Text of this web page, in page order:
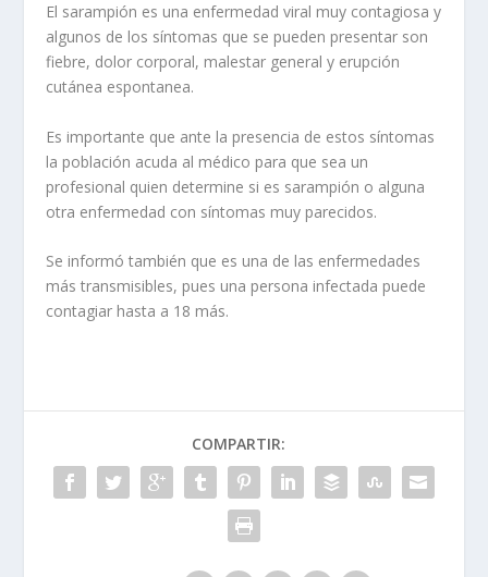
El sarampión es una enfermedad viral muy contagiosa y
algunos de los síntomas que se pueden presentar son
fiebre, dolor corporal, malestar general y erupción
cutánea espontanea.
Es importante que ante la presencia de estos síntomas
la población acuda al médico para que sea un
profesional quien determine si es sarampión o alguna
otra enfermedad con síntomas muy parecidos.
Se informó también que es una de las enfermedades
más transmisibles, pues una persona infectada puede
contagiar hasta a 18 más.
COMPARTIR: